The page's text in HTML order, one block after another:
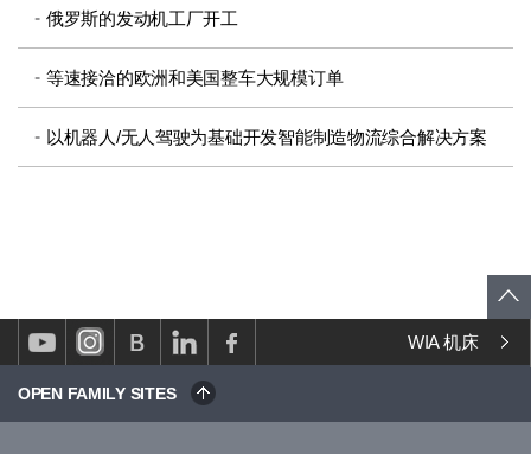
俄罗斯的发动机工厂开工
等速接洽的欧洲和美国整车大规模订单
以机器人/无人驾驶为基础开发智能制造物流综合解决方案
WIA 机床
OPEN FAMILY SITES